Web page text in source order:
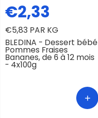
BLEDINA - Dessert bébé
Pommes Fraises
Bananes, de 6 à 12 mois
- 4x100g
€2,33
€5,83 PAR KG